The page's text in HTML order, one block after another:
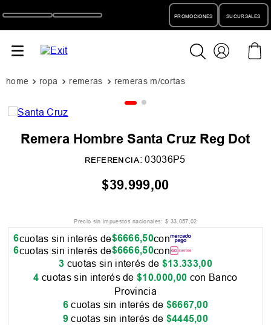
PROMOCIONES SUCURSALES
ropa remeras remeras m/cortas
Remera Hombre Santa Cruz Reg Dot
REFERENCIA:03036P5
$39.999,00
Precio sin impuestos nacionales: $ 33.057,02
6cuotas sin interés de$6666,50con
6cuotas sin interés de$6666,50con
3 cuotas sin interés de $13.333,00
4 cuotas sin interés de$10.000,00 con Banco
Provincia
6 cuotas sin interés de $6667,00
9 cuotas sin interés de $4445,00